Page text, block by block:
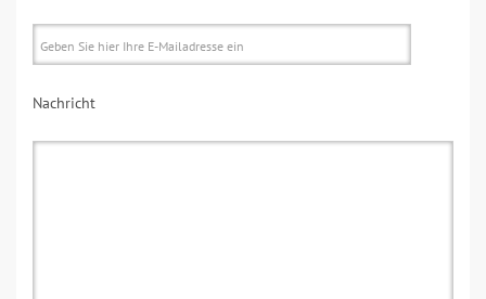
Nachricht